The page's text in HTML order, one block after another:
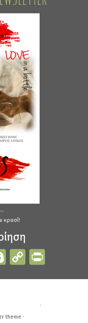
κρασί!
Skype Copy
·
theme ·